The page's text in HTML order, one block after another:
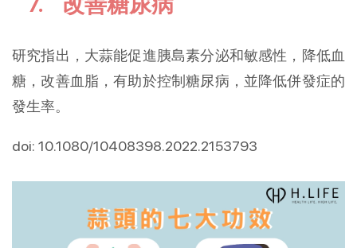
研究指出，大蒜能促進胰島素分泌和敏感性，降低血
糖，改善血脂，有助於控制糖尿病，並降低併發症的
發生率。
doi: 10.1080/10408398.2022.2153793